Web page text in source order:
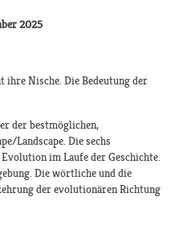
2025
ihre Nische. Die Bedeutung der
der bestmöglichen,
Landscape. Die sechs
im Laufe der Geschichte.
Die wörtliche und die
der evolutionären Richtung